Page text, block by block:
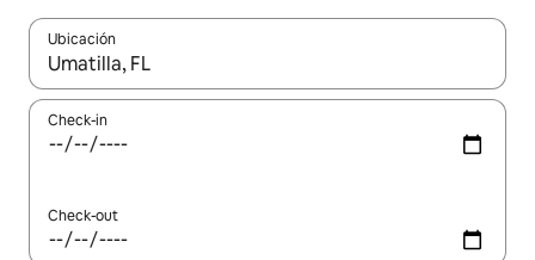
Ubicación
Cuando los resultados estén disponibles, navegá con las
Check-in
Check-out